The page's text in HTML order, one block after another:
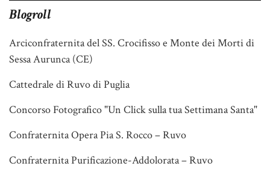
Blogroll
Arciconfraternita del SS. Crocifisso e Monte dei Morti di
Sessa Aurunca (CE)
Cattedrale di Ruvo di Puglia
Concorso Fotografico "Un Click sulla tua Settimana Santa"
Confraternita Opera Pia S. Rocco – Ruvo
Confraternita Purificazione-Addolorata – Ruvo